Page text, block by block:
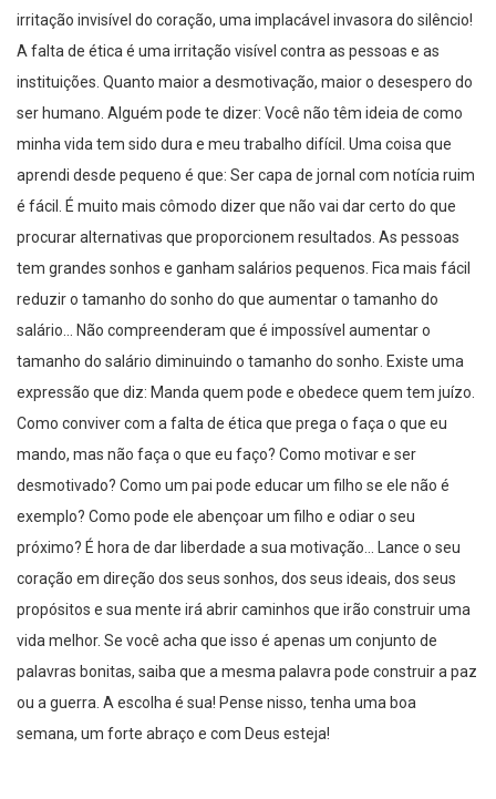
irritação invisível do coração, uma implacável invasora do silêncio!
A falta de ética é uma irritação visível contra as pessoas e as
instituições. Quanto maior a desmotivação, maior o desespero do
ser humano. Alguém pode te dizer: Você não têm ideia de como
minha vida tem sido dura e meu trabalho difícil. Uma coisa que
aprendi desde pequeno é que: Ser capa de jornal com notícia ruim
é fácil. É muito mais cômodo dizer que não vai dar certo do que
procurar alternativas que proporcionem resultados. As pessoas
tem grandes sonhos e ganham salários pequenos. Fica mais fácil
reduzir o tamanho do sonho do que aumentar o tamanho do
salário… Não compreenderam que é impossível aumentar o
tamanho do salário diminuindo o tamanho do sonho. Existe uma
expressão que diz: Manda quem pode e obedece quem tem juízo.
Como conviver com a falta de ética que prega o faça o que eu
mando, mas não faça o que eu faço? Como motivar e ser
desmotivado? Como um pai pode educar um filho se ele não é
exemplo? Como pode ele abençoar um filho e odiar o seu
próximo? É hora de dar liberdade a sua motivação… Lance o seu
coração em direção dos seus sonhos, dos seus ideais, dos seus
propósitos e sua mente irá abrir caminhos que irão construir uma
vida melhor. Se você acha que isso é apenas um conjunto de
palavras bonitas, saiba que a mesma palavra pode construir a paz
ou a guerra. A escolha é sua! Pense nisso, tenha uma boa
semana, um forte abraço e com Deus esteja!